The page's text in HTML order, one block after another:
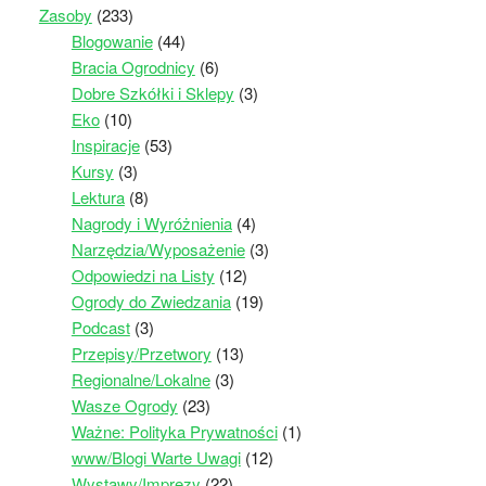
Zasoby (233)
Blogowanie(44)
Bracia Ogrodnicy (6)
Dobre Szkółki i Sklepy (3)
Eko(10)
Inspiracje(53)
Kursy (3)
Lektura(8)
Nagrody i Wyróżnienia(4)
Narzędzia/Wyposażenie(3)
Odpowiedzi na Listy (12)
Ogrody do Zwiedzania(19)
Podcast(3)
Przepisy/Przetwory (13)
Regionalne/Lokalne(3)
Wasze Ogrody (23)
Ważne: Polityka Prywatności(1)
www/Blogi Warte Uwagi(12)